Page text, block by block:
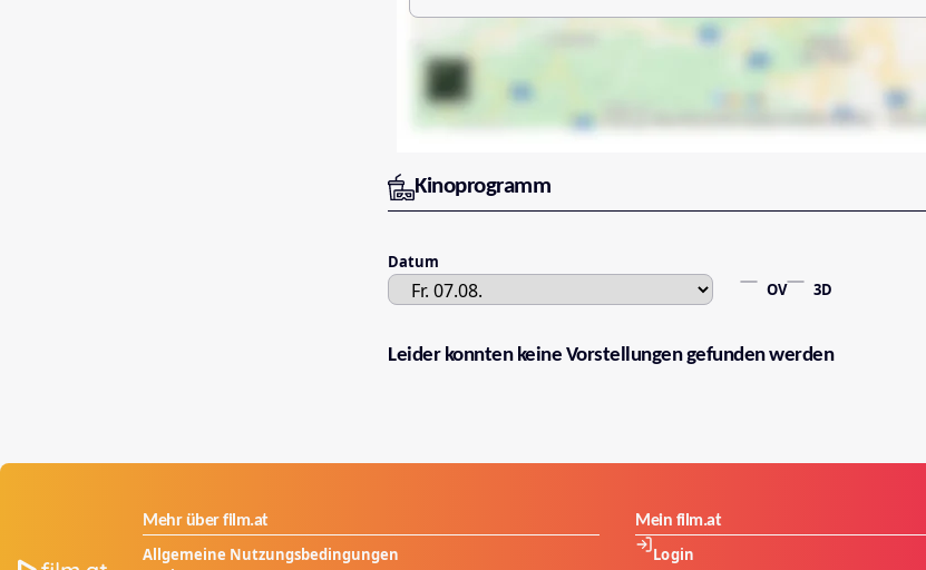
Kinoprogramm
Datum
OV
3D
Leider konnten keine Vorstellungen gefunden werden
Mehr über film.at
Allgemeine Nutzungsbedingungen
Mein film.at
Login